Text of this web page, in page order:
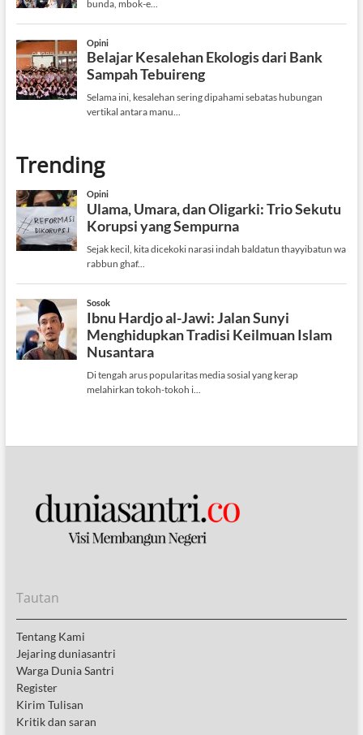
Trending
Tautan
Tentang Kami
Jejaring duniasantri
Warga Dunia Santri
Register
Kirim Tulisan
Kritik dan saran